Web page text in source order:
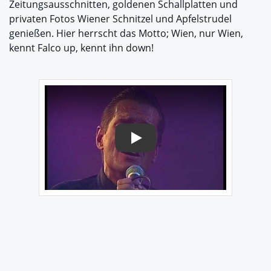
Zeitungsausschnitten, goldenen Schallplatten und
privaten Fotos Wiener Schnitzel und Apfelstrudel
genießen. Hier herrscht das Motto; Wien, nur Wien,
kennt Falco up, kennt ihn down!
Play